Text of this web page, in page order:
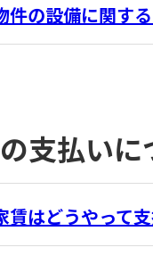
件の設備に関す
支払いに
賃はどうやって